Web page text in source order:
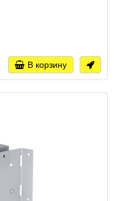
В корзину